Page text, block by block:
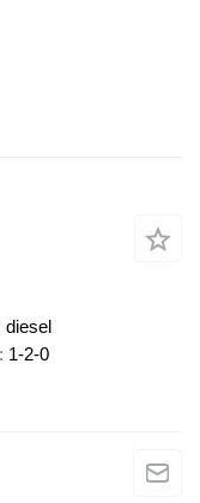
diesel
1-2-0